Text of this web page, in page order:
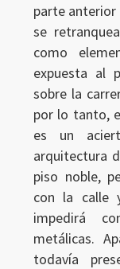
parte anterior
se
como
expuesta al
sobre la
por lo tanto,
es un
arquitectura
piso noble,
con la calle
impedirá
metálicas.
todavía